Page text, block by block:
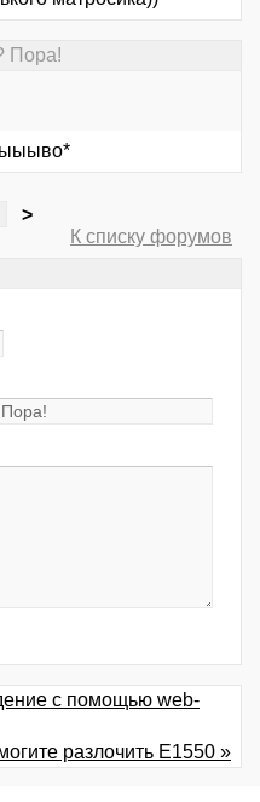
Пора!
>
К списку форумов
с помощью web-
разлочить Е1550 »